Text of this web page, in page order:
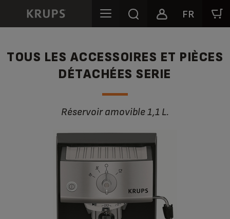
FR
TOUS LES ACCESSOIRES ET PIÈCES
DÉTACHÉES SERIE
Réservoir amovible 1,1 L.